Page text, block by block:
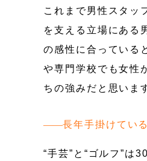
これまで男性スタッ
を支える立場にある
の感性に合っている
や専門学校でも女性
ちの強みだと思いま
長年手掛けてい
“手芸”と“ゴルフ”は